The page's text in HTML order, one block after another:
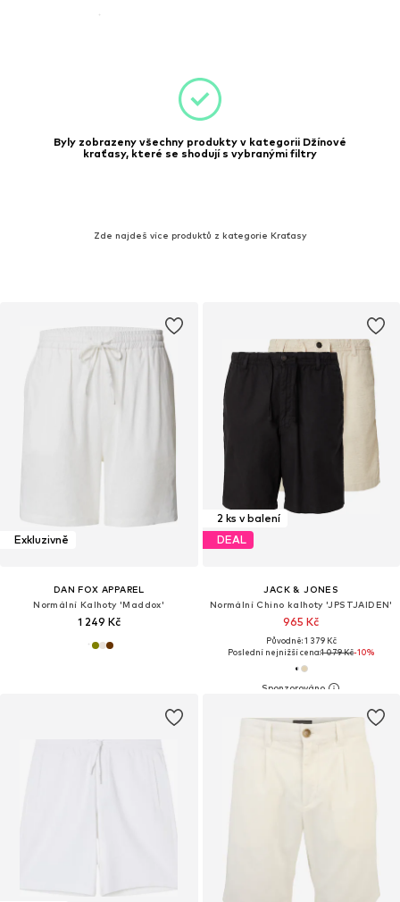
Byly zobrazeny všechny produkty v kategorii Džínové
kraťasy, které se shodují s vybranými filtry
Zde najdeš více produktů z kategorie Kraťasy
Exkluzivně
DAN FOX APPAREL
Normální Kalhoty 'Maddox'
1 249 Kč
2 ks v balení
DEAL
JACK & JONES
Normální Chino kalhoty 'JPSTJAIDEN'
965 Kč
Původně: 1 379 Kč
Poslední nejnižší cena:1 079 Kč-10%